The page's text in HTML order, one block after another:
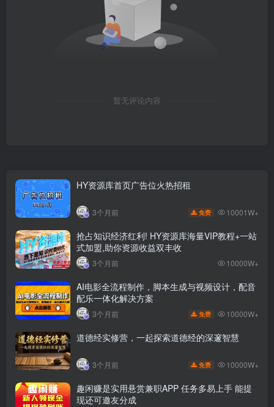
暂无评论内容
HY资源库首页广告位火热招租
3个月前 免费 10001W+
抢占知识经济红利! HY资源库海量VIP教程+一站
式加盟,助你资源收益双丰收
3个月前 10000W+
AI电影全流程制作，脚本生成与视频设计，配音
配乐一体化解决方案
3个月前 免费 10000W+
道德经实修营，一起探索道德经的深邃智慧
3个月前 免费 10000W+
趣闲赚是实用悬赏兼职APP 任务多易上手 能提
现还可邀友分成